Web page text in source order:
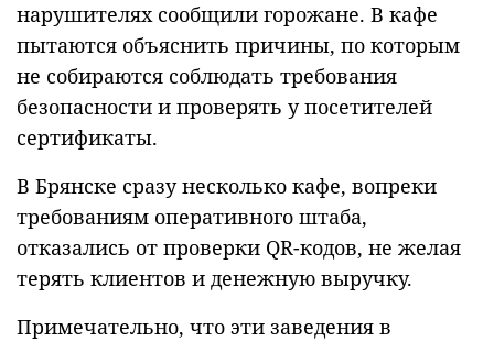
нарушителях сообщили горожане. В кафе
пытаются объяснить причины, по которым
не собираются соблюдать требования
безопасности и проверять у посетителей
сертификаты.
В Брянске сразу несколько кафе, вопреки
требованиям оперативного штаба,
отказались от проверки QR-кодов, не желая
терять клиентов и денежную выручку.
Примечательно, что эти заведения в